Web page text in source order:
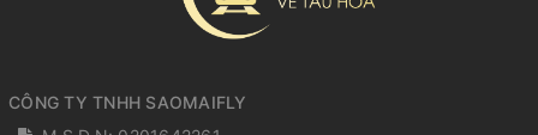
CÔNG TY TNHH SAOMAIFLY